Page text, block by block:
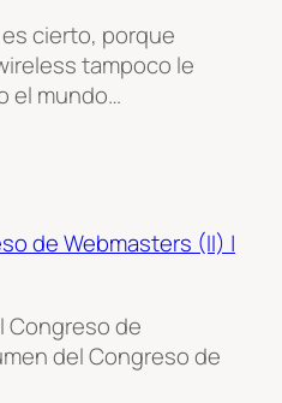
cierto, porque
tampoco le
el mundo…
de Webmasters (II) |
Congreso de
del Congreso de